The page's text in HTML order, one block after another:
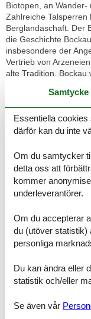
Biotopen, an Wander-
Zahlreiche Talsperren
Berglandaschaft. Der
die Geschichte
insbesondere der
Vertrieb von
alte Tradition. Bockau
Laborantenlehrpfad,
Wanderungen: zur
den Erzengelweg
Riesenberger
Kirche, Anlage
Wildgehege,
Johanngeorgenstadt
CSR
Heimatecke
Dresden, Annaberg-
Schneeberg mit St.
Markneukirchen mit
Samtycke
Essentiella cookies
därför kan du inte
Om du samtycker
detta oss att
kommer
underleverantörer.
Om du accepterar
du (utöver statistik)
personliga
Du kan ändra eller
statistik och/eller
Se även vår